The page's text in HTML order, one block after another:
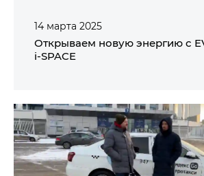
14 марта 2025
Открываем новую энергию с
i‑SPACE